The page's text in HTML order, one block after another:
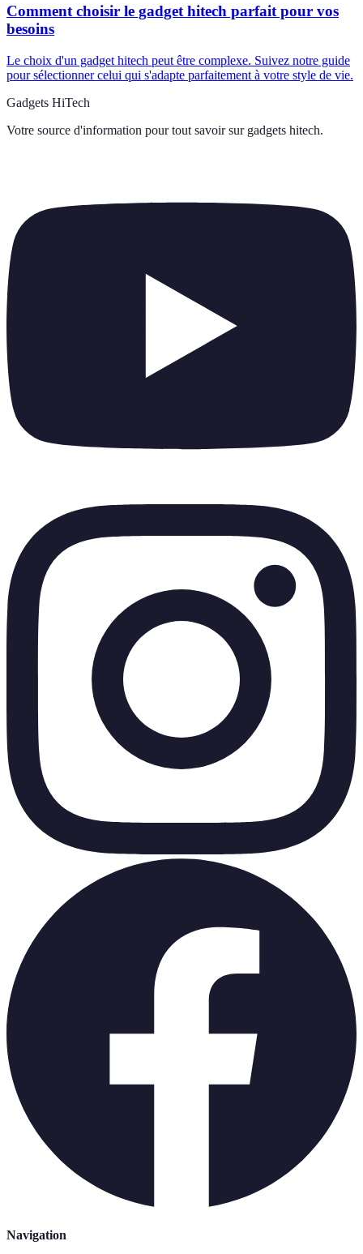
Comment choisir le gadget hitech parfait pour vos
besoins
Le choix d'un gadget hitech peut être complexe. Suivez notre guide
pour sélectionner celui qui s'adapte parfaitement à votre style de vie.
Gadgets HiTech
Votre source d'information pour tout savoir sur gadgets hitech.
Navigation